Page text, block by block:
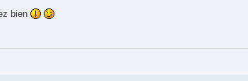
bien